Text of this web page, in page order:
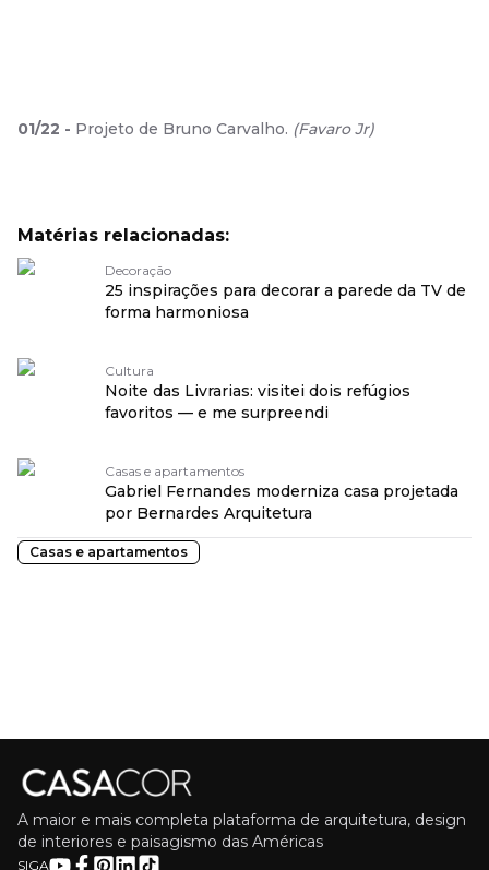
01/22 - Projeto de Bruno Carvalho. (Favaro Jr)
Matérias relacionadas:
Decoração
25 inspirações para decorar a parede da TV de
forma harmoniosa
Cultura
Noite das Livrarias: visitei dois refúgios
favoritos — e me surpreendi
Casas e apartamentos
Gabriel Fernandes moderniza casa projetada
por Bernardes Arquitetura
Casas e apartamentos
A maior e mais completa plataforma de arquitetura, design
de interiores e paisagismo das Américas
SIGA